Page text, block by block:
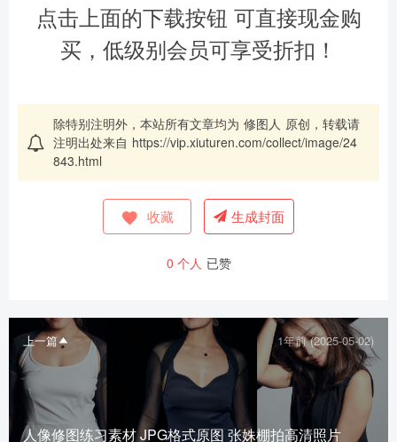
点击上面的下载按钮 可直接现金购
买，低级别会员可享受折扣！
除特别注明外，本站所有文章均为 修图人 原创，转载请
注明出处来自 https://vip.xiuturen.com/collect/image/24
843.html
收藏 生成封面
0 个人 已赞
上一篇 1年前 (2025-05-02)
人像修图练习素材 JPG格式原图 张姝棚拍高清照片